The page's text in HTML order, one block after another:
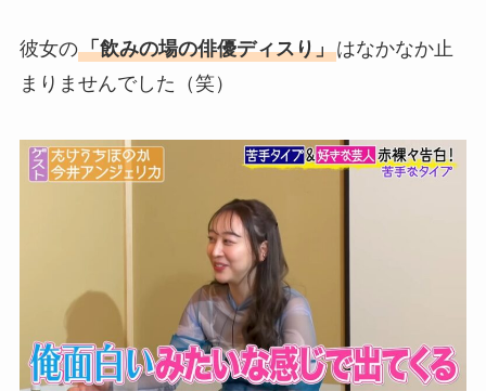
彼女の「飲みの場の俳優ディスり」はなかなか止
まりませんでした（笑）